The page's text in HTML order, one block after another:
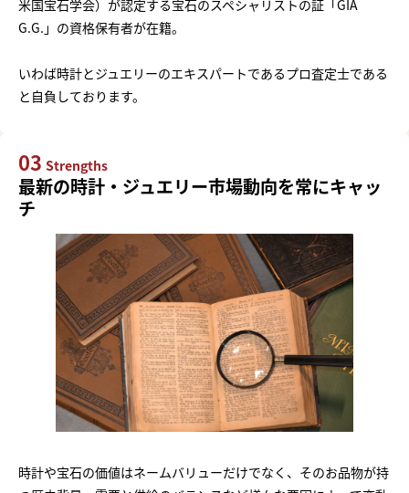
米国宝石学会）が認定する宝石のスペシャリストの証「GIA
G.G.」の資格保有者が在籍。
いわば時計とジュエリーのエキスパートであるプロ査定士である
と自負しております。
03 Strengths
最新の時計・ジュエリー市場動向を常にキャッ
チ
時計や宝石の価値はネームバリューだけでなく、そのお品物が持